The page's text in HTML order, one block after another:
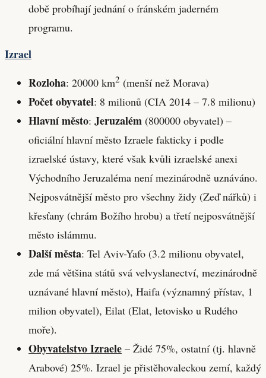
době probíhají jednání o íránském jaderném
programu.
Izrael
Rozloha: 20000 km2 (menší než Morava)
Počet obyvatel: 8 milionů (CIA 2014 – 7.8 milionu)
Hlavní město: Jeruzalém (800000 obyvatel) –
oficiální hlavní město Izraele fakticky i podle
izraelské ústavy, které však kvůli izraelské anexi
Východního Jeruzaléma není mezinárodně uznáváno.
Nejposvátnější město pro všechny židy (Zeď nářků) i
křesťany (chrám Božího hrobu) a třetí nejposvátnější
město islámmu.
Další města: Tel Aviv-Yafo (3.2 milionu obyvatel,
zde má většina států svá velvyslanectví, mezinárodně
uznávané hlavní město), Haifa (významný přístav, 1
milion obyvatel), Eilat (Elat, letovisko u Rudého
moře).
Obyvatelstvo Izraele – Židé 75%, ostatní (tj. hlavně
Arabové) 25%. Izrael je přistěhovaleckou zemí, každý